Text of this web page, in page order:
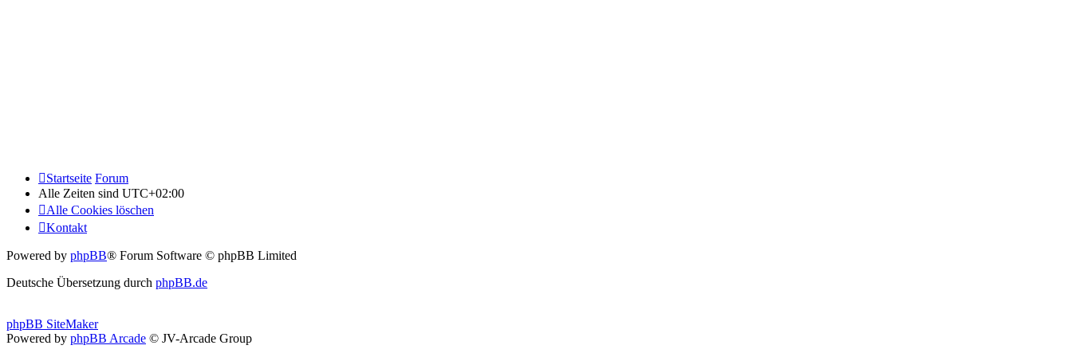
Startseite Forum
Alle Zeiten sind UTC+02:00
Alle Cookies löschen
Kontakt
Powered by phpBB® Forum Software © phpBB Limited
Deutsche Übersetzung durch phpBB.de
phpBB SiteMaker
Powered by phpBB Arcade © JV-Arcade Group